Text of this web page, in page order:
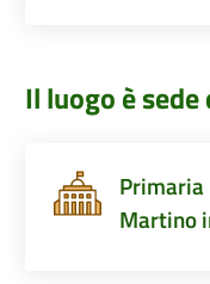
Il luogo è sede
Primaria
Martino